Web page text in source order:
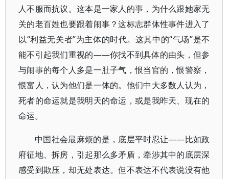
人不服而抗议。这本是一家人的事，为什么跟她家无
关的老百姓也要跟着闹事？这标志群体性事件进入了
以“利益无关者”为主体的时代。这其中的“气场”是不
能不引起我们重视的——你找不到具体的由头，但参
与闹事的每个人多是一肚子气，恨当官的，恨警察，
恨富人，认为他们是一体的。他们中大多数人认为，
死者的命运就是我明天的命运，或是我昨天、现在的
命运。
中国社会最麻烦的是，底层平时忍让——比如政
府征地、拆房，引起那么多矛盾，牵涉其中的底层深
感受到欺压，却无处表达。但不表达不代表说没有他